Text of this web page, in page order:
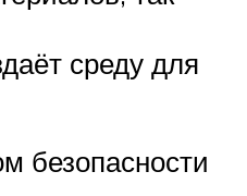
среду для
безопасности